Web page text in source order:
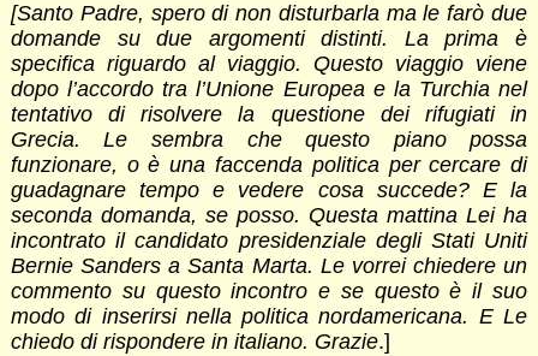
[Santo Padre, spero di non disturbarla ma le farò due
domande su due argomenti distinti. La prima è
specifica riguardo al viaggio. Questo viaggio viene
dopo l’accordo tra l’Unione Europea e la Turchia nel
tentativo di risolvere la questione dei rifugiati in
Grecia. Le sembra che questo piano possa
funzionare, o è una faccenda politica per cercare di
guadagnare tempo e vedere cosa succede? E la
seconda domanda, se posso. Questa mattina Lei ha
incontrato il candidato presidenziale degli Stati Uniti
Bernie Sanders a Santa Marta. Le vorrei chiedere un
commento su questo incontro e se questo è il suo
modo di inserirsi nella politica nordamericana. E Le
chiedo di rispondere in italiano. Grazie.]